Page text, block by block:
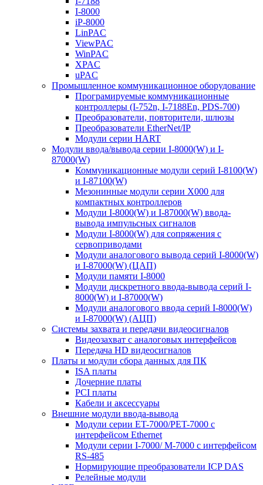
I-8000
iP-8000
LinPAC
ViewPAC
WinPAC
XPAC
uPAC
Промышленное коммуникационное оборудование
Програмируемые коммуникационные
контроллеры (I-752n, I-7188En, PDS-700)
Преобразователи, повторители, шлюзы
Преобразователи EtherNet/IP
Модули серии HART
Модули ввода/вывода серии I-8000(W) и I-
87000(W)
Коммуникационные модули серий I-8100(W)
и I-87100(W)
Мезонинные модули серии X000 для
компактных контроллеров
Модули I-8000(W) и I-87000(W) ввода-
вывода импульсных сигналов
Модули I-8000(W) для сопряжения с
сервоприводами
Модули аналогового вывода серий I-8000(W)
и I-87000(W) (ЦАП)
Модули памяти I-8000
Модули дискретного ввода-вывода серий I-
8000(W) и I-87000(W)
Модули аналогового ввода серий I-8000(W)
и I-87000(W) (АЦП)
Системы захвата и передачи видеосигналов
Видеозахват с аналоговых интерфейсов
Передача HD видеосигналов
Платы и модули сбора данных для ПК
ISA платы
Дочерние платы
PCI платы
Кабели и аксессуары
Внешние модули ввода-вывода
Модули серии ET-7000/PET-7000 с
интерфейсом Ethernet
Модули серии I-7000/ M-7000 с интерфейсом
RS-485
Нормирующие преобразователи ICP DAS
Релейные модули